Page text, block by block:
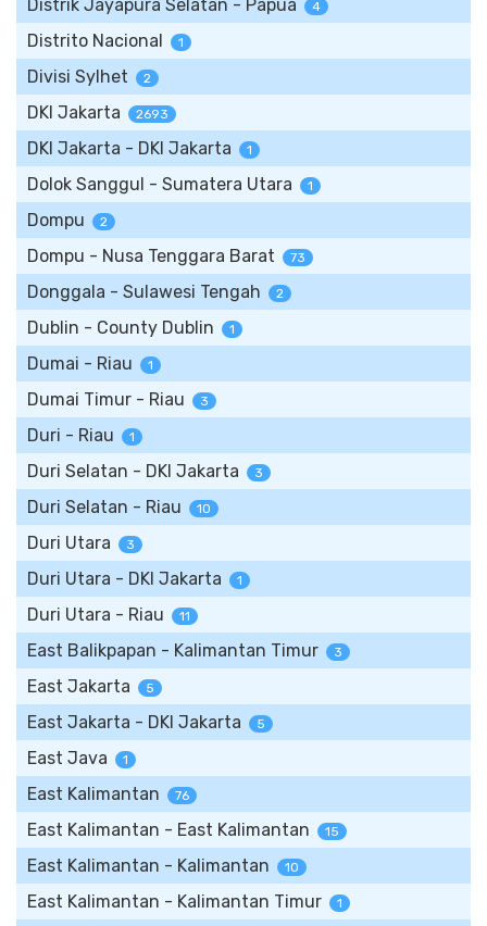
Distrik Jayapura Selatan - Papua 4
Distrito Nacional 1
Divisi Sylhet 2
DKI Jakarta 2693
DKI Jakarta - DKI Jakarta 1
Dolok Sanggul - Sumatera Utara 1
Dompu 2
Dompu - Nusa Tenggara Barat 73
Donggala - Sulawesi Tengah 2
Dublin - County Dublin 1
Dumai - Riau 1
Dumai Timur - Riau 3
Duri - Riau 1
Duri Selatan - DKI Jakarta 3
Duri Selatan - Riau 10
Duri Utara 3
Duri Utara - DKI Jakarta 1
Duri Utara - Riau 11
East Balikpapan - Kalimantan Timur 3
East Jakarta 5
East Jakarta - DKI Jakarta 5
East Java 1
East Kalimantan 76
East Kalimantan - East Kalimantan 15
East Kalimantan - Kalimantan 10
East Kalimantan - Kalimantan Timur 1